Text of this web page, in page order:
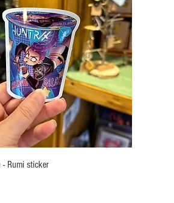
- Rumi sticker